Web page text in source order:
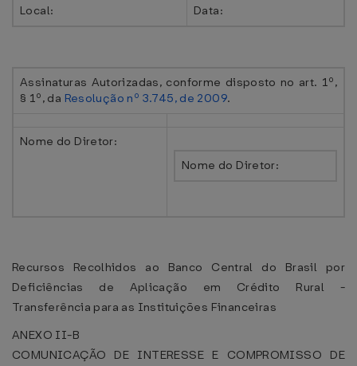
Local: Data:
Assinaturas Autorizadas, conforme disposto no art. 1º,
§ 1º, da Resolução nº 3.745, de 2009.
Nome do Diretor:
Nome do Diretor:
Recursos Recolhidos ao Banco Central do Brasil por
Deficiências de Aplicação em Crédito Rural -
Transferência para as Instituições Financeiras
ANEXO II-B
COMUNICAÇÃO DE INTERESSE E COMPROMISSO DE